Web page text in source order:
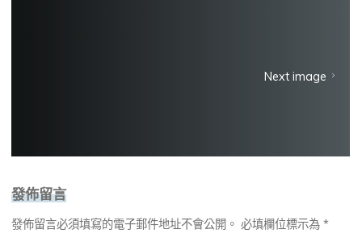
Next image
發佈留言
發佈留言必須填寫的電子郵件地址不會公開。 必填欄位標示為*